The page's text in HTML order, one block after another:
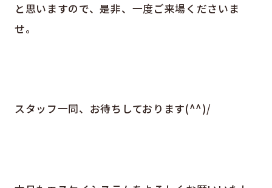
と思いますので、是非、一度ご来場くださいま
せ。
スタッフ一同、お待ちしております(^^)/